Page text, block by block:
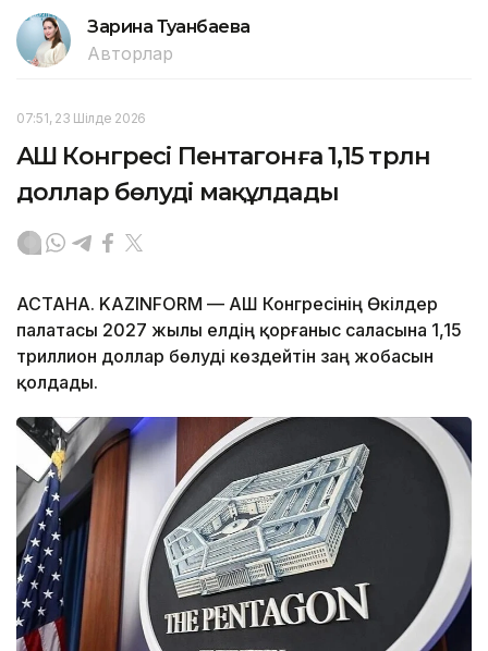
Зарина Туғанбаева
Авторлар
07:51, 23 Шілде 2026
АҚШ Конгресі Пентагонға 1,15 трлн
доллар бөлуді мақұлдады
АСТАНА. KAZINFORM — АҚШ Конгресінің Өкілдер
палатасы 2027 жылы елдің қорғаныс саласына 1,15
триллион доллар бөлуді көздейтін заң жобасын
қолдады.